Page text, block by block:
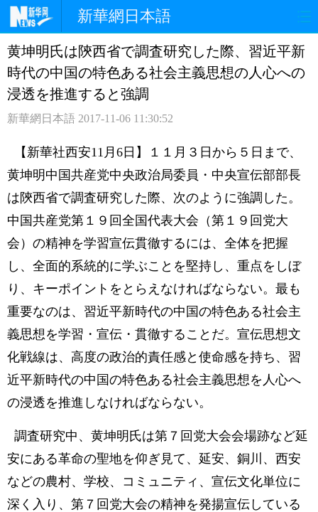
新華網日本語
ホームページ 政治 経済
社会 文化
観光 評論
中日対訳
黄坤明氏は陝西省で調査研究した際、習近平新
時代の中国の特色ある社会主義思想の人心への
浸透を推進すると強調
新華網日本語 2017-11-06 11:30:52
【新華社西安11月6日】１１月３日から５日まで、
黄坤明中国共産党中央政治局委員・中央宣伝部部長
は陝西省で調査研究した際、次のように強調した。
中国共産党第１９回全国代表大会（第１９回党大
会）の精神を学習宣伝貫徹するには、全体を把握
し、全面的系統的に学ぶことを堅持し、重点をしぼ
り、キーポイントをとらえなければならない。最も
重要なのは、習近平新時代の中国の特色ある社会主
義思想を学習・宣伝・貫徹することだ。宣伝思想文
化戦線は、高度の政治的責任感と使命感を持ち、習
近平新時代の中国の特色ある社会主義思想を人心へ
の浸透を推進しなければならない。
調査研究中、黄坤明氏は第７回党大会会場跡など延
安にある革命の聖地を仰ぎ見て、延安、銅川、西安
などの農村、学校、コミュニティ、宣伝文化単位に
深く入り、第７回党大会の精神を発揚宣伝している